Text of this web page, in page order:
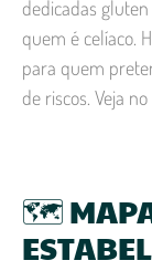
dedicadas
quem é celíaco.
para quem
de riscos. Veja
🗺️